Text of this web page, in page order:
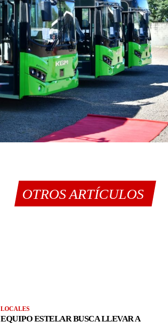
OTROS ARTÍCULOS
LOCALES
EQUIPO ESTELAR BUSCA LLEVAR A